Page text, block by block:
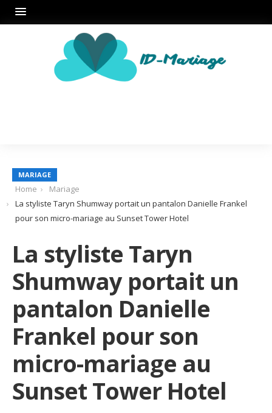
MARIAGE
Home
Mariage
La styliste Taryn Shumway portait un pantalon Danielle Frankel
pour son micro-mariage au Sunset Tower Hotel
La styliste Taryn
Shumway portait un
pantalon Danielle
Frankel pour son
micro-mariage au
Sunset Tower Hotel